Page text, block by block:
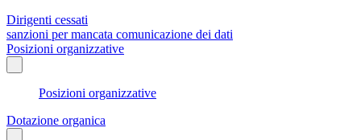
Dirigenti cessati
sanzioni per mancata comunicazione dei dati
Posizioni organizzative
Posizioni organizzative
Dotazione organica